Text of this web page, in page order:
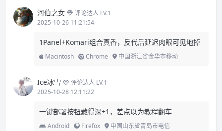
河伯之女
评论达人 LV.1
2025-10-26 11:21:54
1Panel+Komari组合真香，反代后延迟肉眼可见地掉
Macintosh Chrome 中国浙江省金华市移动
Ice冰雪
评论达人 LV.1
2025-10-28 12:11:22
一键部署按钮藏得深+1，差点以为教程翻车
Android Firefox 中国山东省青岛市电信